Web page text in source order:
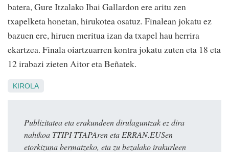
batera, Gure Itzalako Ibai Gallardon ere aritu zen
txapelketa honetan, hirukotea osatuz. Finalean jokatu ez
bazuen ere, hiruen meritua izan da txapel hau herrira
ekartzea. Finala oiartzuarren kontra jokatu zuten eta 18 eta
12 irabazi zieten Aitor eta Beñatek.
KIROLA
Publizitatea eta erakundeen dirulaguntzak ez dira
nahikoa TTIPI-TTAPAren eta ERRAN.EUSen
etorkizuna bermatzeko, eta zu bezalako irakurleen